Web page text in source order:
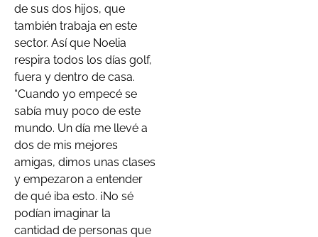
de sus dos hijos, que
también trabaja en este
sector. Así que Noelia
respira todos los días golf,
fuera y dentro de casa.
“Cuando yo empecé se
sabía muy poco de este
mundo. Un día me llevé a
dos de mis mejores
amigas, dimos unas clases
y empezaron a entender
de qué iba esto. ¡No sé
podían imaginar la
cantidad de personas que